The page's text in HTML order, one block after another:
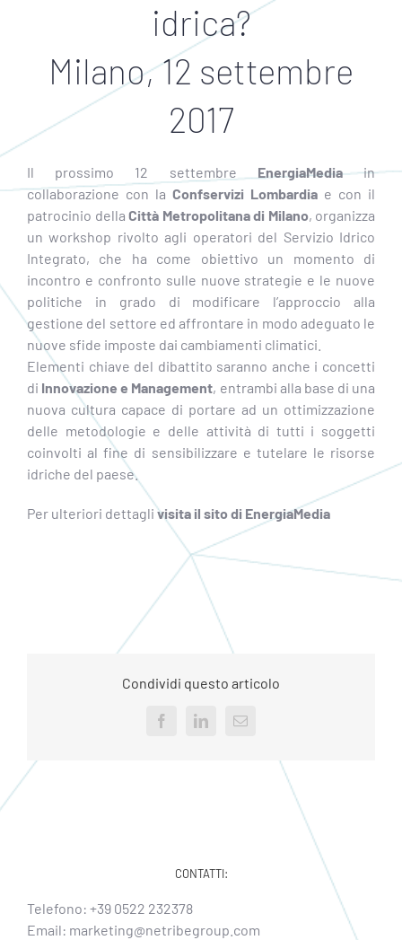
idrica?
Milano, 12 settembre
2017
Il prossimo 12 settembre EnergiaMediain
collaborazione con la Confservizi Lombardia e con il
patrocinio della Città Metropolitana di Milano, organizza
un workshop rivolto agli operatori del Servizio Idrico
Integrato, che ha come obiettivo un momento di
incontro e confronto sulle nuove strategie e le nuove
politiche in grado di modificare l’approccio alla
gestione del settore ed affrontare in modo adeguato le
nuove sfide imposte dai cambiamenti climatici.
Elementi chiave del dibattito saranno anche i concetti
di Innovazione e Management, entrambi alla base di una
nuova cultura capace di portare ad un ottimizzazione
delle metodologie e delle attività di tutti i soggetti
coinvolti al fine di sensibilizzare e tutelare le risorse
idriche del paese.
Per ulteriori dettagli visita il sito di EnergiaMedia
Condividi questo articolo
FacebookLinkedInEmail
CONTATTI:
Telefono: +39 0522 232378
Email: marketing@netribegroup.com